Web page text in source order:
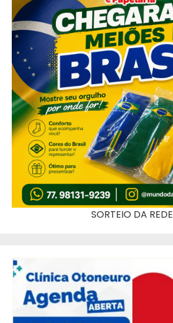
SORTEIO DA REDE